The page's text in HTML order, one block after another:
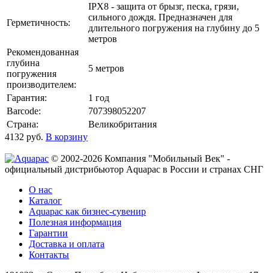
Герметичность:
IPX8 - защита от брызг, песка, грязи,
сильного дождя. Предназначен для
длительного погружения на глубину до 5
метров
Рекомендованная
глубина
погружения
производителем:
5 метров
Гарантия:
1 год
Barcode:
707398052207
Страна:
Великобритания
4132 руб. В корзину
© 2002-2026 Компания "Мобильный Век" -
официальный дистрибьютор Aquapac в России и странах СНГ
О нас
Каталог
Aquapac как бизнес-сувенир
Полезная информация
Гарантии
Доставка и оплата
Контакты